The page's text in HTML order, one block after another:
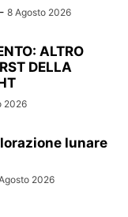
- 8 Agosto 2026
ALTRO
DELLA
2026
lunare
2026